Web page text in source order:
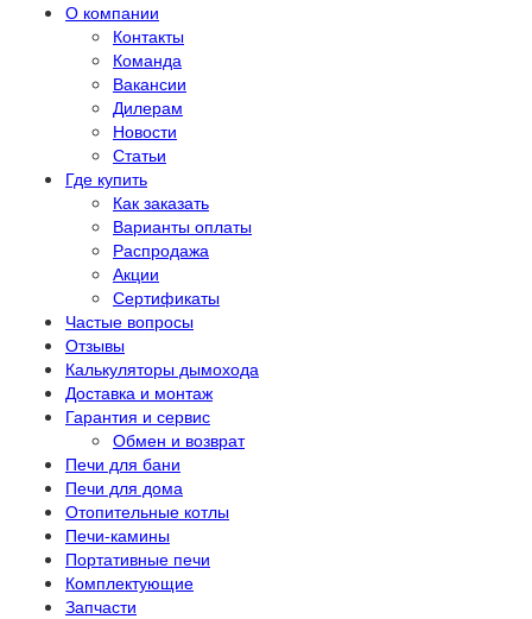
О компании
Контакты
Команда
Вакансии
Дилерам
Новости
Статьи
Где купить
Как заказать
Варианты оплаты
Распродажа
Акции
Сертификаты
Частые вопросы
Отзывы
Калькуляторы дымохода
Доставка и монтаж
Гарантия и сервис
Обмен и возврат
Печи для бани
Печи для дома
Отопительные котлы
Печи-камины
Портативные печи
Комплектующие
Запчасти